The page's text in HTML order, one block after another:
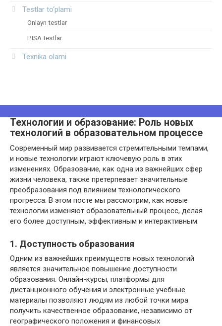
Testlar to‘plami
Onlayn testlar
PISA testlar
Texnika olami
Технологии и образование: Роль новых
технологий в образовательном процессе
Современный мир развивается стремительными темпами,
и новые технологии играют ключевую роль в этих
изменениях. Образование, как одна из важнейших сфер
жизни человека, также претерпевает значительные
преобразования под влиянием технологического
прогресса. В этом посте мы рассмотрим, как новые
технологии изменяют образовательный процесс, делая
его более доступным, эффективным и интерактивным.
1. Доступность образования
Одним из важнейших преимуществ новых технологий
является значительное повышение доступности
образования. Онлайн-курсы, платформы для
дистанционного обучения и электронные учебные
материалы позволяют людям из любой точки мира
получить качественное образование, независимо от
географического положения и финансовых